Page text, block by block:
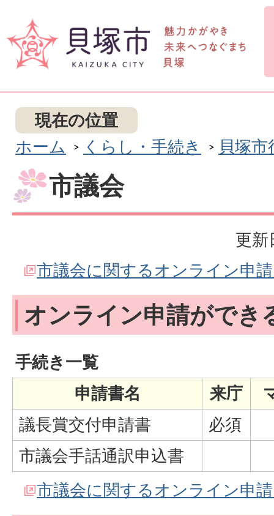
現在の位置
ホーム
くらし・手続き 貝塚
市議会
更新
市議会に関するオンライン申
オンライン申請ができ
手続き一覧
申請書名
来庁
議長賞交付申請書
必須
市議会手話通訳申込書
市議会に関するオンライン申